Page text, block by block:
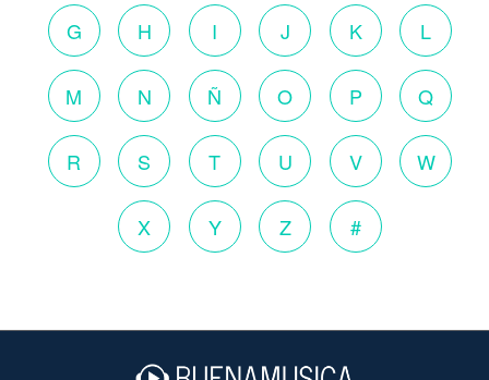
G H I J K L
M N Ñ O P Q
R S T U V W
X Y Z #